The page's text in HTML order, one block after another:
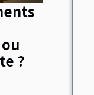
?